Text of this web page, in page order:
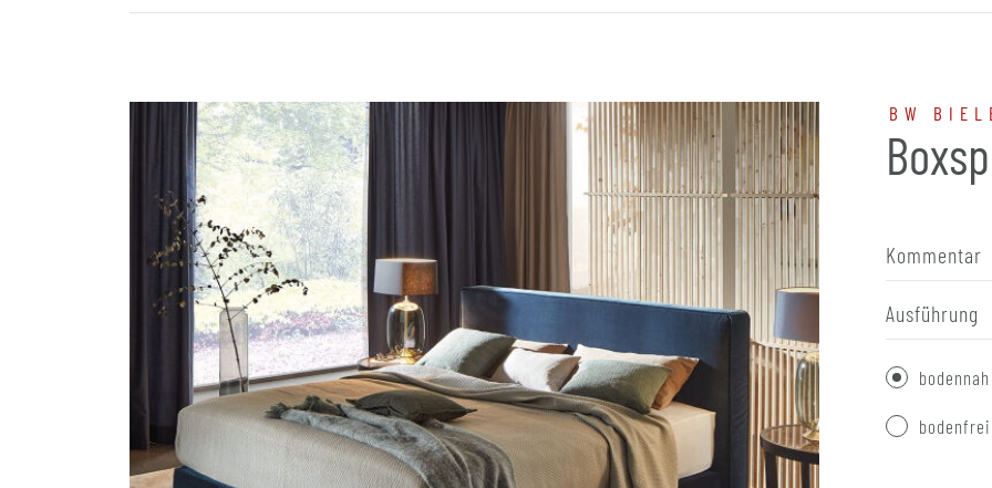
BW
Kommentar
Ausführung
bodennah
bodenfrei